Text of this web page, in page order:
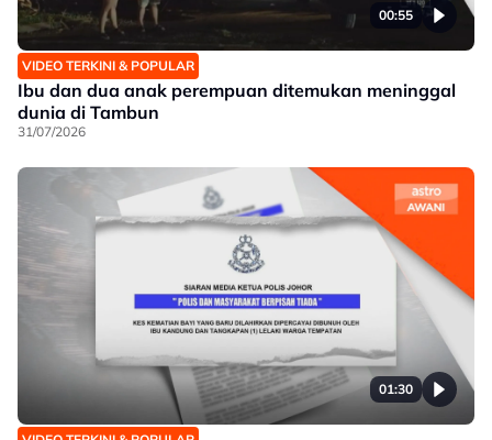
00:55
VIDEO TERKINI & POPULAR
Ibu dan dua anak perempuan ditemukan meninggal
dunia di Tambun
31/07/2026
01:30